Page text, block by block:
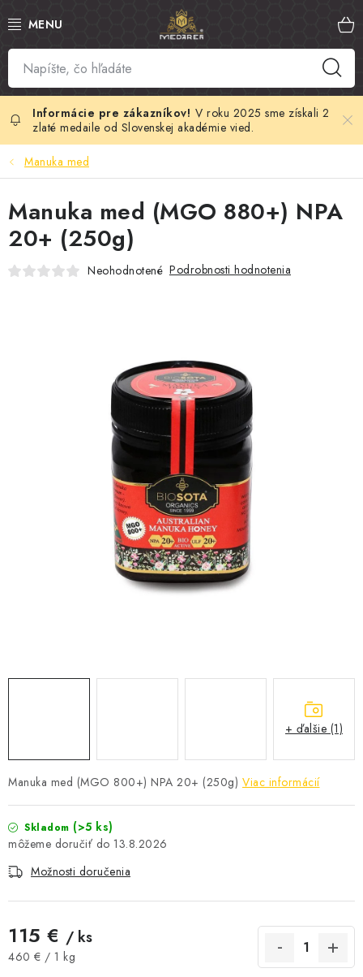
na
SLOVENSKÝ MED
MANUKA MED
VČELÍ PEĽ
MATERSKÁ KAŠIČKA
VČELÍ JED
MEDOVÉ DARČEKOVÉ SETY
VÝROBKY Z VOSKU
DOPLNKY KU VČELÍM PRODUKTOM
MEDOVÉ CUKROVINKY
NOVINKY
ČOKOLÁDA
VÝŽIVOVÉ DOPLNKY
Kontakty
Doprava a platba
Najčastejšie otázky FAQ
Fotogaléria
V roku 2025 sme získali 2
zlaté medaile od Slovenskej akadémie vied.
Manuka med
Manuka med (MGO 800+) NPA 20+ (250g) Viac informácií
Skladom (>5 ks)
13.8.2026
Možnosti doručenia
115 € / ks
Jednotková cena:
460 € / 1 kg
Manuka med (MGO 880+) NPA
20+ (250g)
Neohodnotené Podrobnosti hodnotenia
+ ďalšie (1)